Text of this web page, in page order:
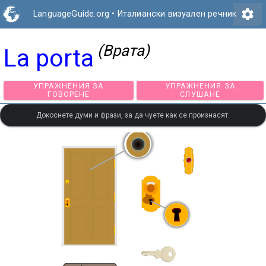
LanguageGuide.org • Италиански визуален речник settings
La porta (Врата)
УПРАЖНЕНИЯ ЗА
ГОВОРЕНЕ
УПРАЖНЕНИЯ
СЛУШАНЕ
Докоснете думи и фрази, за да чуете как се произнасят.